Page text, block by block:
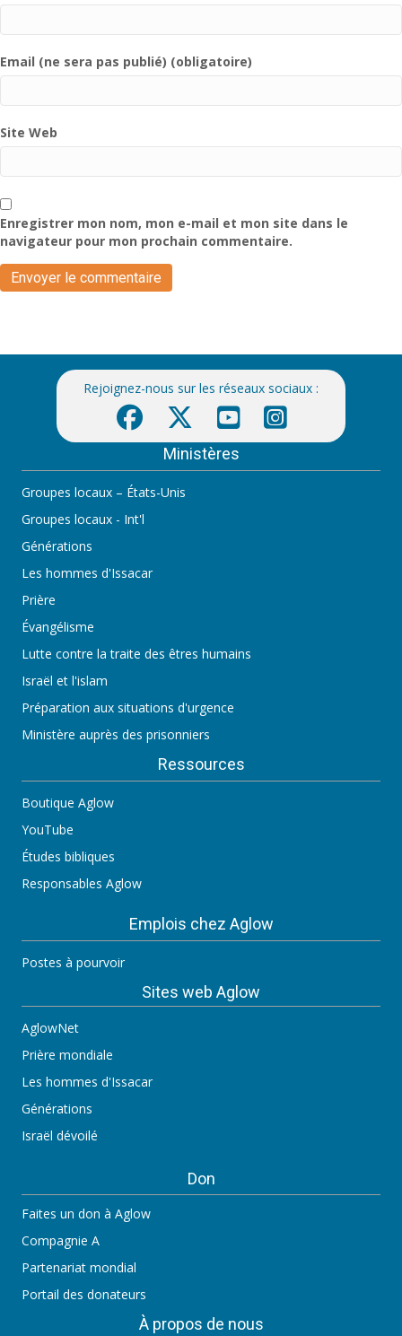
Email (ne sera pas publié) (obligatoire)
Site Web
Enregistrer mon nom, mon e-mail et mon site dans le
navigateur pour mon prochain commentaire.
Rejoignez-nous sur les réseaux sociaux :
Ministères
Groupes locaux – États-Unis
Groupes locaux - Int'l
Générations
Les hommes d'Issacar
Prière
Évangélisme
Lutte contre la traite des êtres humains
Israël et l'islam
Préparation aux situations d'urgence
Ministère auprès des prisonniers
Ressources
Boutique Aglow
YouTube
Études bibliques
Responsables Aglow
Emplois chez Aglow
Postes à pourvoir
Sites web Aglow
AglowNet
Prière mondiale
Les hommes d'Issacar
Générations
Israël dévoilé
Don
Faites un don à Aglow
Compagnie A
Partenariat mondial
Portail des donateurs
À propos de nous